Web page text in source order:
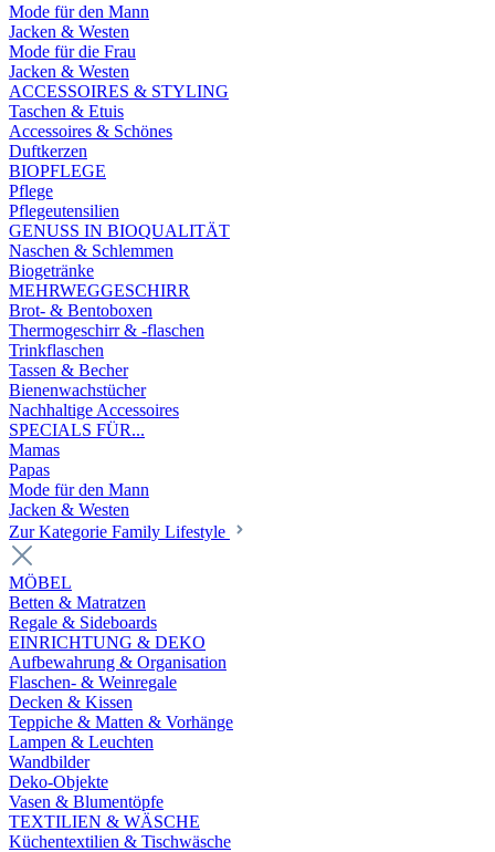
Mode für den Mann
Jacken & Westen
Mode für die Frau
Jacken & Westen
ACCESSOIRES & STYLING
Taschen & Etuis
Accessoires & Schönes
Duftkerzen
BIOPFLEGE
Pflege
Pflegeutensilien
GENUSS IN BIOQUALITÄT
Naschen & Schlemmen
Biogetränke
MEHRWEGGESCHIRR
Brot- & Bentoboxen
Thermogeschirr & -flaschen
Trinkflaschen
Tassen & Becher
Bienenwachstücher
Nachhaltige Accessoires
SPECIALS FÜR...
Mamas
Papas
Mode für den Mann
Jacken & Westen
Zur Kategorie Family Lifestyle
MÖBEL
Betten & Matratzen
Regale & Sideboards
EINRICHTUNG & DEKO
Aufbewahrung & Organisation
Flaschen- & Weinregale
Decken & Kissen
Teppiche & Matten & Vorhänge
Lampen & Leuchten
Wandbilder
Deko-Objekte
Vasen & Blumentöpfe
TEXTILIEN & WÄSCHE
Küchentextilien & Tischwäsche